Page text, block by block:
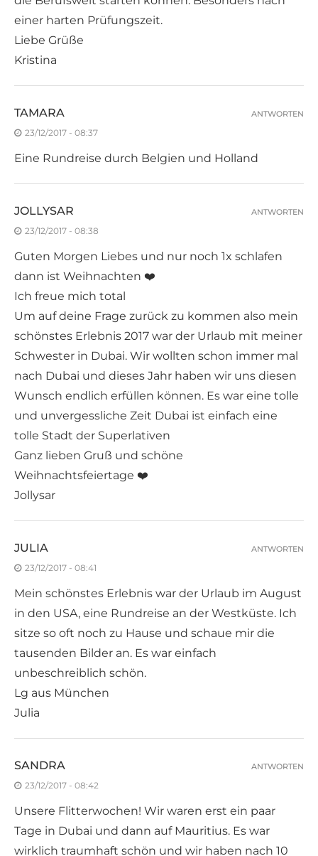
einer harten Prüfungszeit.
Liebe Grüße
Kristina
TAMARA
23/12/2017 - 08:37
Eine Rundreise durch Belgien und Holland
ANTWORTEN
JOLLYSAR
23/12/2017 - 08:38
Guten Morgen Liebes und nur noch 1x schlafen
dann ist Weihnachten ❤️
Ich freue mich total
Um auf deine Frage zurück zu kommen also mein
schönstes Erlebnis 2017 war der Urlaub mit meiner
Schwester in Dubai. Wir wollten schon immer mal
nach Dubai und dieses Jahr haben wir uns diesen
Wunsch endlich erfüllen können. Es war eine tolle
und unvergessliche Zeit Dubai ist einfach eine
tolle Stadt der Superlativen
Ganz lieben Gruß und schöne
Weihnachtsfeiertage ❤️
Jollysar
ANTWORTEN
JULIA
23/12/2017 - 08:41
Mein schönstes Erlebnis war der Urlaub im August
in den USA, eine Rundreise an der Westküste. Ich
sitze so oft noch zu Hause und schaue mir die
tausenden Bilder an. Es war einfach
unbeschreiblich schön.
Lg aus München
Julia
ANTWORTEN
SANDRA
23/12/2017 - 08:42
Unsere Flitterwochen! Wir waren erst ein paar
Tage in Dubai und dann auf Mauritius. Es war
wirklich traumhaft schön und wir haben nach 10
ANTWORTEN